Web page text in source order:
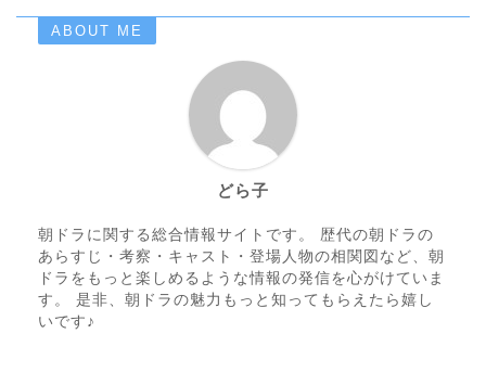
ABOUT ME
どら子
朝ドラに関する総合情報サイトです。 歴代の朝ドラの
あらすじ・考察・キャスト・登場人物の相関図など、朝
ドラをもっと楽しめるような情報の発信を心がけていま
す。 是非、朝ドラの魅力もっと知ってもらえたら嬉し
いです♪